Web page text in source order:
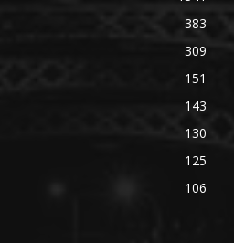
383
309
151
143
130
125
106